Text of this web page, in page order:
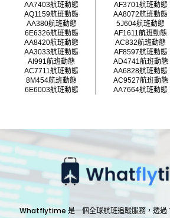
AA7403航班動態
AF3701航班動態
AQ1159航班動態
AA8072航班動態
AA380航班動態
5J604航班動態
6E6326航班動態
AF1611航班動態
AA8420航班動態
AC832航班動態
AA3033航班動態
AF8597航班動態
AI991航班動態
AD4741航班動態
AC7711航班動態
AA6828航班動態
8M454航班動態
AC9527航班動態
6E6003航班動態
AA7664航班動態
Whatflytime 是一個全球航班追蹤服務，透過